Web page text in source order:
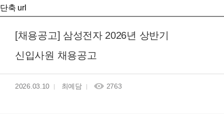
단축 url
[채용공고] 삼성전자 2026년 상반기
신입사원 채용공고
2026.03.10 최예담 2763